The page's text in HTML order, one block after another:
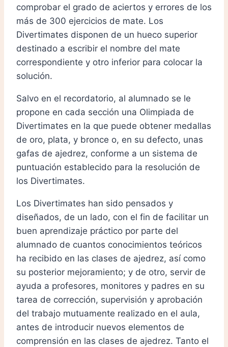
comprobar el grado de aciertos y errores de los
más de 300 ejercicios de mate. Los
Divertimates disponen de un hueco superior
destinado a escribir el nombre del mate
correspondiente y otro inferior para colocar la
solución.
Salvo en el recordatorio, al alumnado se le
propone en cada sección una Olimpiada de
Divertimates en la que puede obtener medallas
de oro, plata, y bronce o, en su defecto, unas
gafas de ajedrez, conforme a un sistema de
puntuación establecido para la resolución de
los Divertimates.
Los Divertimates han sido pensados y
diseñados, de un lado, con el fin de facilitar un
buen aprendizaje práctico por parte del
alumnado de cuantos conocimientos teóricos
ha recibido en las clases de ajedrez, así como
su posterior mejoramiento; y de otro, servir de
ayuda a profesores, monitores y padres en su
tarea de corrección, supervisión y aprobación
del trabajo mutuamente realizado en el aula,
antes de introducir nuevos elementos de
comprensión en las clases de ajedrez. Tanto el